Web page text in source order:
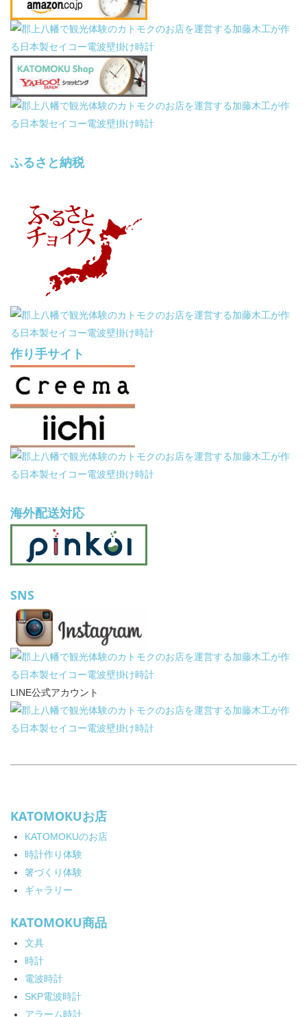
ふるさと納税
作り手サイト
海外配送対応
SNS
LINE公式アカウント
KATOMOKUお店
KATOMOKUのお店
時計作り体験
箸づくり体験
ギャラリー
KATOMOKU商品
文具
時計
電波時計
SKP電波時計
アラーム時計